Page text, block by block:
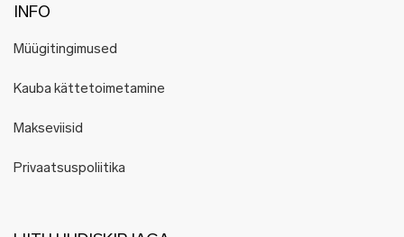
INFO
Müügitingimused
Kauba kättetoimetamine
Makseviisid
Privaatsuspoliitika